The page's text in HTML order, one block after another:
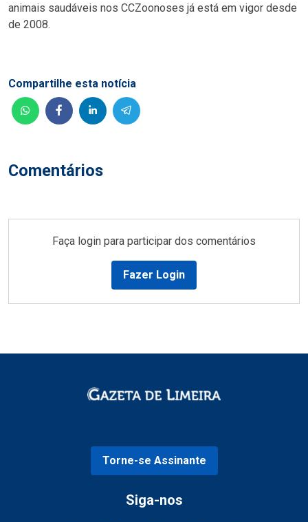
animais saudáveis nos CCZoonoses já está em vigor desde
de 2008.
Comentários
Compartilhe esta notícia
Faça login para participar dos comentários
Fazer Login
Torne-se Assinante
Siga-nos